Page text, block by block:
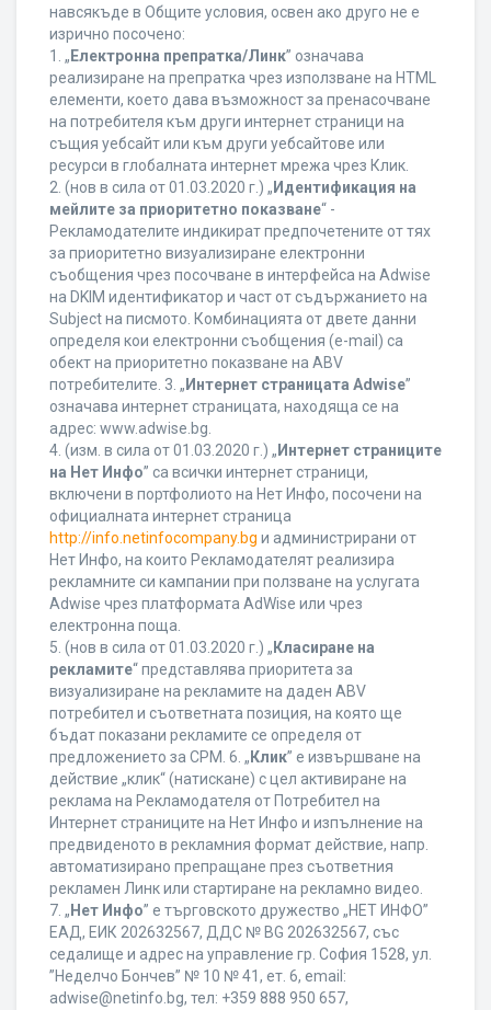
навсякъде в Общите условия, освен ако друго не е
изрично посочено:
1. „ Електронна препратка/Линк” означава
реализиране на препратка чрез използване на HTML
елементи, което дава възможност за пренасочване
на потребителя към други интернет страници на
същия уебсайт или към други уебсайтове или
ресурси в глобалната интернет мрежа чрез Клик.
2. (нов в сила от 01.03.2020 г.) „ Идентификация на
мейлите за приоритетно показване“ -
Рекламодателите индикират предпочетените от тях
за приоритетно визуализиране електронни
съобщения чрез посочване в интерфейса на Adwise
на DKIM идентификатор и част от съдържанието на
Subject на писмото. Комбинацията от двете данни
определя кои електронни съобщения (e-mail) са
обект на приоритетно показване на ABV
потребителите. 3. „ Интернет страницата Adwise”
означава интернет страницата, находяща се на
адрес: www.adwise.bg.
4. (изм. в сила от 01.03.2020 г.) „ Интернет страниците
на Нет Инфо” са всички интернет страници,
включени в портфолиото на Нет Инфо, посочени на
официалната интернет страница
http://info.netinfocompany.bg и администрирани от
Нет Инфо, на които Рекламодателят реализира
рекламните си кампании при ползване на услугата
Adwise чрез платформата AdWise или чрез
електронна поща.
5. (нов в сила от 01.03.2020 г.) „ Класиране на
рекламите“ представлява приоритета за
визуализиране на рекламите на даден ABV
потребител и съответната позиция, на която ще
бъдат показани рекламите се определя от
предложението за CPM. 6. „ Клик” е извършване на
действие „клик“ (натискане) с цел активиране на
реклама на Рекламодателя от Потребител на
Интернет страниците на Нет Инфо и изпълнение на
предвиденото в рекламния формат действие, напр.
автоматизирано препращане през съответния
рекламен Линк или стартиране на рекламно видео.
7. „ Нет Инфо” е търговското дружество „НЕТ ИНФО”
ЕАД, ЕИК 202632567, ДДС № BG 202632567, със
седалище и адрес на управление гр. София 1528, ул.
”Неделчо Бончев” № 10 № 41, ет. 6, еmail:
adwise@netinfo.bg, тел: +359 888 950 657,